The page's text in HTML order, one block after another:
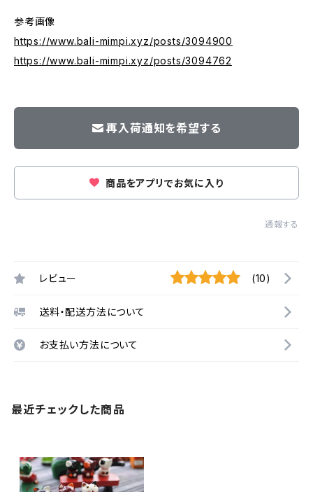
参考画像
https://www.bali-mimpi.xyz/posts/3094900
https://www.bali-mimpi.xyz/posts/3094762
再入荷通知を希望する
商品をアプリでお気に入り
通報する
レビュー (10)
送料・配送方法について
お支払い方法について
最近チェックした商品